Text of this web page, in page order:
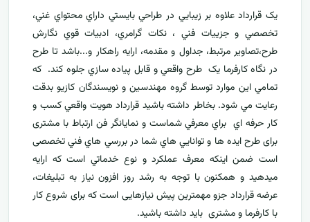
يک قرارداد علاوه بر زيبايي در طراحي بايستي داراي محتواي غني،
تخصصي و جزييات فني ، نکات گرامري، ادبيات قوي نگارش
طرح،تصاوير مرتبط، جداول و مقدمه، ارایه راهکار و...باشد تا طرح
در نگاه کارفرما يک طرح واقعي و قابل پياده سازي جلوه کند. که
تمامي اين موارد توسط گروه مهندسين و نويسندگان کازيو بدقت
رعايت مي شود. بخاطر داشته باشيد قرارداد هويت واقعي کسب و
کار حرفه اي براي معرفيشماست و نمایانگر فن ارتباط با مشتری
برای طرح ايده ها و توانايي هاي شما در بررسي هاي فني تخصصی
است ضمن اینکه معرف عملکرد و نوع خدماتي است که ارايه
ميدهید و همکنون با توجه به رشد روز افزون نياز به تبليغات،
عرضهقرارداد جزو مهمترين پیش نیازهایی است که برای شروع کار
با کارفرما و مشتری بايد داشته باشيد.